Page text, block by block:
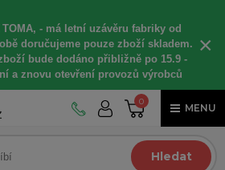
- má letní uzávěru fabriky od
doručujeme pouze zboží skladem.
bude dodáno přibližně po 15.9 -
a znovu otevření provozů výrobců
×
0
MENU
Hledat